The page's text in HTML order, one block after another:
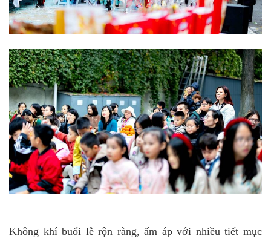
Không khí buổi lễ rộn ràng, ấm áp với nhiều tiết mục